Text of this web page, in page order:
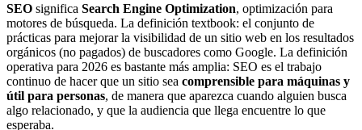
SEO significa Search Engine Optimization, optimización para
motores de búsqueda. La definición textbook: el conjunto de
prácticas para mejorar la visibilidad de un sitio web en los resultados
orgánicos (no pagados) de buscadores como Google. La definición
operativa para 2026 es bastante más amplia: SEO es el trabajo
continuo de hacer que un sitio sea comprensible para máquinas y
útil para personas, de manera que aparezca cuando alguien busca
algo relacionado, y que la audiencia que llega encuentre lo que
esperaba.